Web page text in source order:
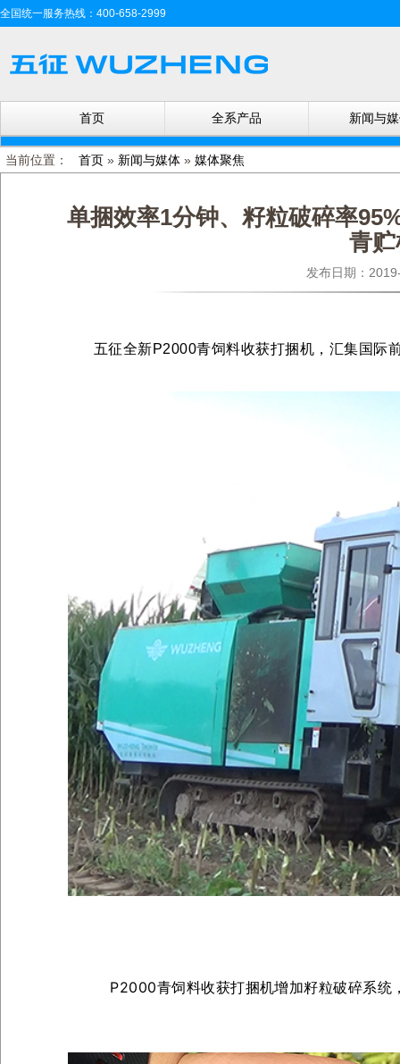
全国统一服务热线：400-658-2999
首页 全系产品 新闻与
当前位置： 首页 » 新闻与媒体 » 媒体聚焦
单捆效率1分钟、籽粒破碎率
青
发布日期：
五征全新P2000青饲料收获打捆机，汇集国际
P2000青饲料收获打捆机增加籽粒破碎系统